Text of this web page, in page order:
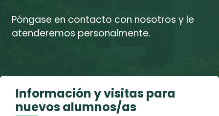
Póngase en contacto con nosotros y le
atenderemos personalmente.
Información y visitas para
nuevos alumnos/as